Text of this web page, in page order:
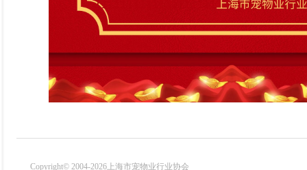
Copyright© 2004-2026上海市宠物业行业协会